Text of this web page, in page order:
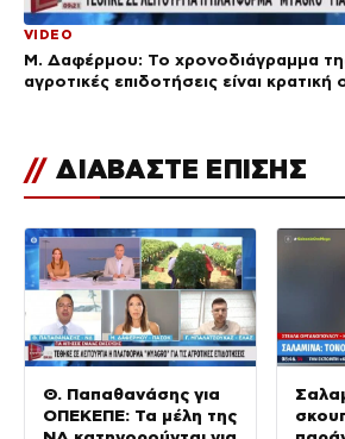
VIDEO
Μ. Δαφέρμου: Το χρονοδιάγραμμα
αγροτικές επιδοτήσεις είναι κρατική
// ΔΙΑΒΑΣΤΕ ΕΠΙΣΗΣ
Θ. Παπαθανάσης για
ΟΠΕΚΕΠΕ: Τα μέλη της